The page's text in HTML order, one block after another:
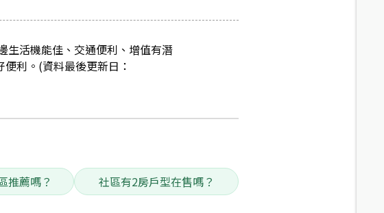
生活機能佳、交通便利、增值有潛
利。(資料最後更新日：
推薦嗎？ 社區有2房戶型在售嗎？